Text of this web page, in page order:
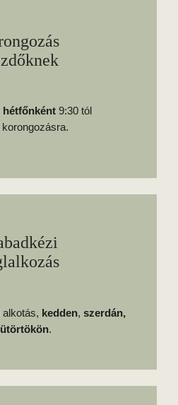
hétfőnként 9:30 tól
korongozásra.
kedden, szerdán,
.